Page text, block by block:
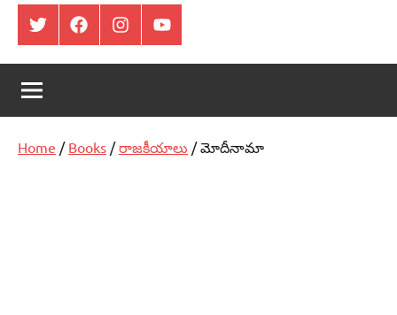
ట్విట్టర్
ఫేస్
బుక్
ఇంస్టాగ్రామ్యూట్యూబ్
Home / Books /రాజకీయాలు / మోదీనామా